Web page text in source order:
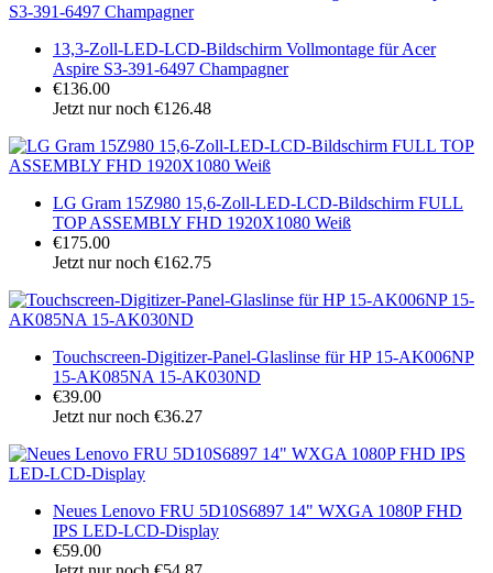
13,3-Zoll-LED-LCD-Bildschirm Vollmontage für Acer
Aspire S3-391-6497 Champagner
€136.00
Jetzt nur noch €126.48
LG Gram 15Z980 15,6-Zoll-LED-LCD-Bildschirm FULL
TOP ASSEMBLY FHD 1920X1080 Weiß
€175.00
Jetzt nur noch €162.75
Touchscreen-Digitizer-Panel-Glaslinse für HP 15-AK006NP
15-AK085NA 15-AK030ND
€39.00
Jetzt nur noch €36.27
Neues Lenovo FRU 5D10S6897 14" WXGA 1080P FHD
IPS LED-LCD-Display
€59.00